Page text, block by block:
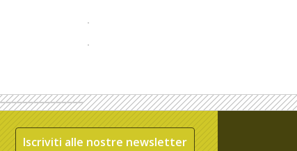
Iscriviti alle nostre newsletter